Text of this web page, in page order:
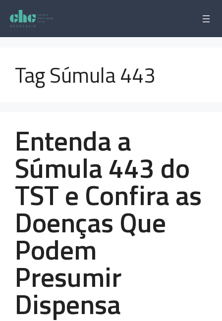
para
conteúdo
Tag Súmula 443
Entenda a
Súmula 443 do
TST e Confira as
Doenças Que
Podem
Presumir
Dispensa